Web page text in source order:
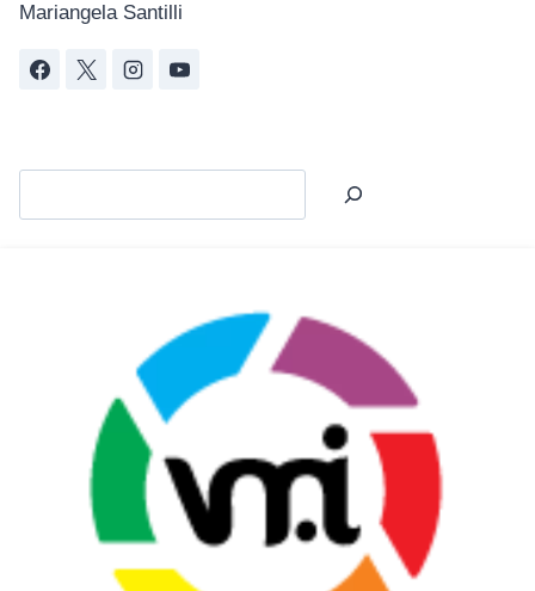
Mariangela Santilli